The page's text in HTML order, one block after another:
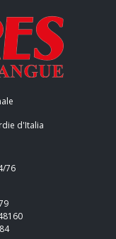
d'Italia
76